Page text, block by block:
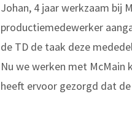
Johan, 4 jaar werkzaam bij
productiemedewerker
de TD de taak deze
Nu we werken met McMain
heeft ervoor gezorgd dat